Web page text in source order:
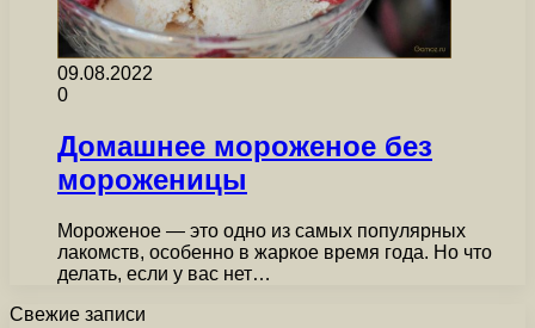
09.08.2022
0
Домашнее мороженое без
мороженицы
Мороженое — это одно из самых популярных
лакомств, особенно в жаркое время года. Но что
делать, если у вас нет…
Свежие записи